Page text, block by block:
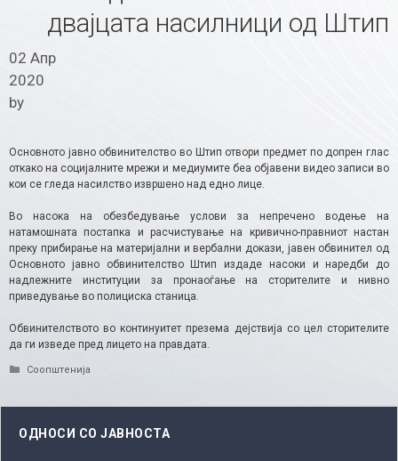
двајцата насилници од Штип
02 Апр
2020
by
Основното јавно обвинителство во Штип отвори предмет по допрен глас
откако на социјалните мрежи и медиумите беа објавени видео записи во
кои се гледа насилство извршено над едно лице.
Во насока на обезбедување услови за непречено водење на
натамошната постапка и расчистување на кривично-правниот настан
преку прибирање на материјални и вербални докази, јавен обвинител од
Основното јавно обвинителство Штип издаде насоки и наредби до
надлежните институции за пронаоѓање на сторителите и нивно
приведување во полициска станица.
Обвинителството во континуитет презема дејствија со цел сторителите
да ги изведе пред лицето на правдата.
Categories
Соопштенија
ОДНОСИ СО ЈАВНОСТА